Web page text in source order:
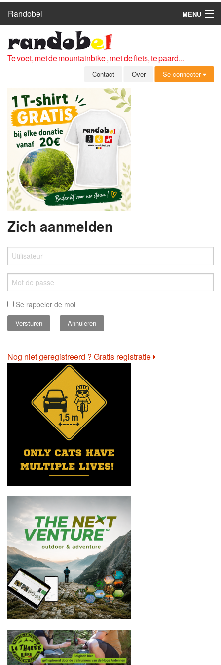
Randobel
MENU
ROUTES
CLUBS
OVER
LEDEN
ZICH AANMELDEN
GRATIS REGISTRATIE
WACHTWOORD VERGETEN
Te voet, met de mountainbike , met de fiets, te paard...
Contact Over Se connecter
Zich aanmelden
Se rappeler de moi
Annuleren
Nog niet geregistreerd ? Gratis registratie